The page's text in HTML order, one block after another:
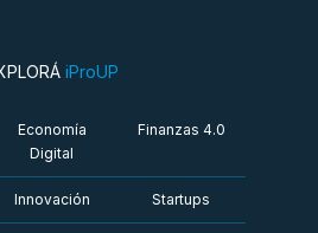
iProUP
Economía
Digital
Finanzas 4.0
Innovación Startups